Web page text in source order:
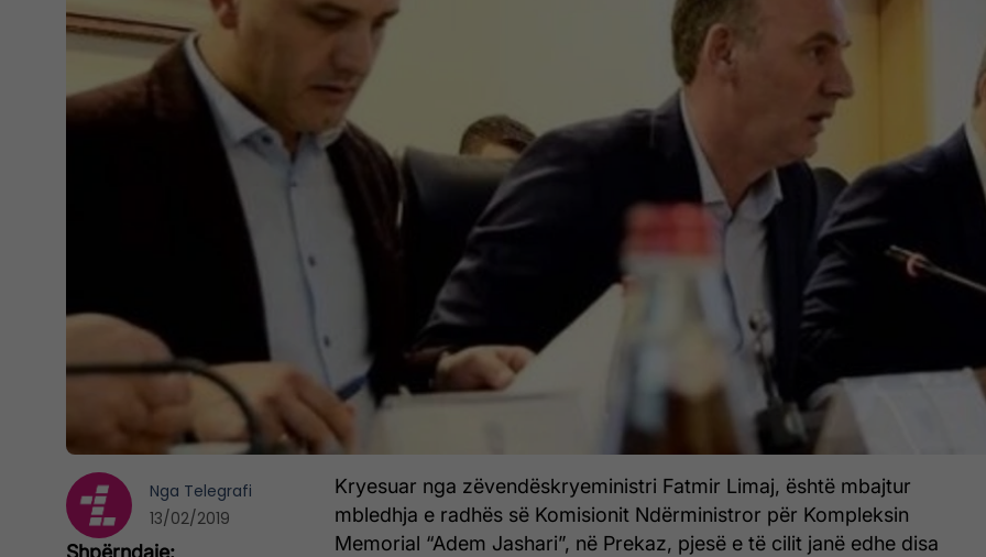
Kryesuar nga zëvendëskryeministri Fatmir Limaj, është mbajtur
mbledhja e radhës së Komisionit Ndërministror për Kompleksin
Memorial “Adem Jashari”, në Prekaz, pjesë e të cilit janë edhe disa
Nga Telegrafi
13/02/2019